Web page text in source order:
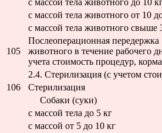
с массой тела животного до 10
с массой тела животного от 10
с массой тела животного свыше
105
Послеоперационная передержка
животного в течение рабочего
учета стоимость процедур,
2.4. Стерилизация (с учетом
106
Стерилизация
Собаки (суки)
с массой тела до 5 кг
с массой от 5 до 10 кг